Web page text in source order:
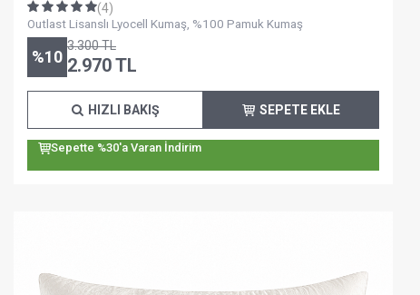
(4)
Outlast Lisanslı Lyocell Kumaş, %100 Pamuk Kumaş
%10
3.300TL
2.970TL
SEPETE EKLE
HIZLI BAKIŞ
Sepette %30'a Varan İndirim